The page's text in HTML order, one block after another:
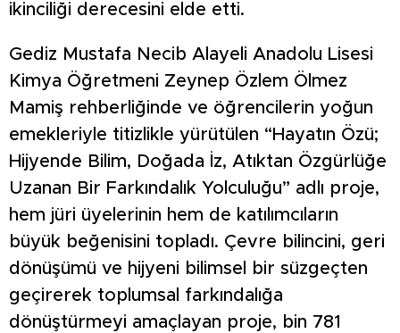
ikinciliği derecesini elde etti.
Gediz Mustafa Necib Alayeli Anadolu Lisesi
Kimya Öğretmeni Zeynep Özlem Ölmez
Mamiş rehberliğinde ve öğrencilerin yoğun
emekleriyle titizlikle yürütülen “Hayatın Özü;
Hijyende Bilim, Doğada İz, Atıktan Özgürlüğe
Uzanan Bir Farkındalık Yolculuğu” adlı proje,
hem jüri üyelerinin hem de katılımcıların
büyük beğenisini topladı. Çevre bilincini, geri
dönüşümü ve hijyeni bilimsel bir süzgeçten
geçirerek toplumsal farkındalığa
dönüştürmeyi amaçlayan proje, bin 781